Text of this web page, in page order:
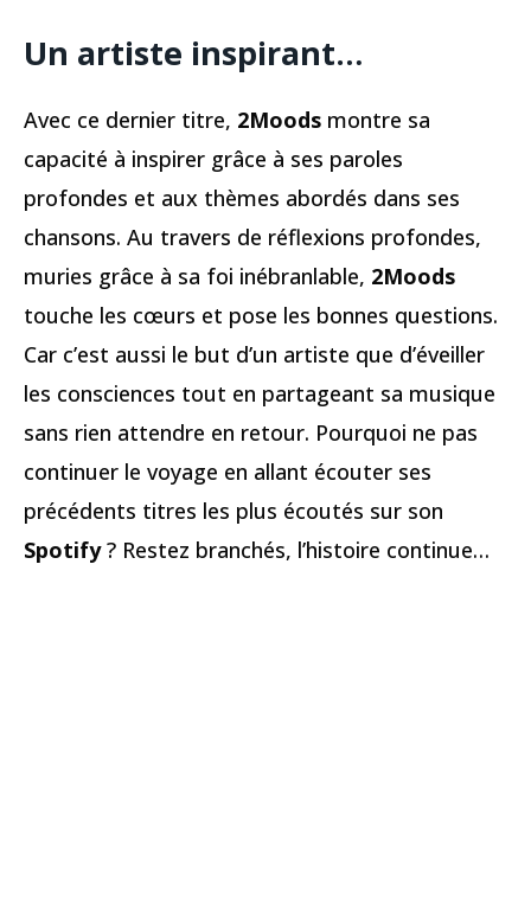
Un artiste inspirant…
Avec ce dernier titre, 2Moods montre sa
capacité à inspirer grâce à ses paroles
profondes et aux thèmes abordés dans ses
chansons. Au travers de réflexions profondes,
muries grâce à sa foi inébranlable, 2Moods
touche les cœurs et pose les bonnes questions.
Car c’est aussi le but d’un artiste que d’éveiller
les consciences tout en partageant sa musique
sans rien attendre en retour. Pourquoi ne pas
continuer le voyage en allant écouter ses
précédents titres les plus écoutés sur son
Spotify? Restez branchés, l’histoire continue…